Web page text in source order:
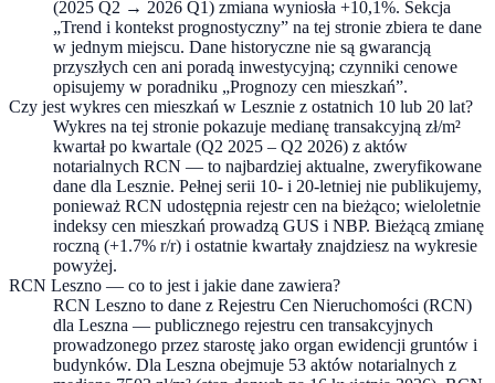
(2025 Q2 → 2026 Q1) zmiana wyniosła +10,1%. Sekcja
„Trend i kontekst prognostyczny” na tej stronie zbiera te dane
w jednym miejscu. Dane historyczne nie są gwarancją
przyszłych cen ani poradą inwestycyjną; czynniki cenowe
opisujemy w poradniku „Prognozy cen mieszkań”.
Czy jest wykres cen mieszkań w Lesznie z ostatnich 10 lub 20 lat?
Wykres na tej stronie pokazuje medianę transakcyjną zł/m²
kwartał po kwartale (Q2 2025 – Q2 2026) z aktów
notarialnych RCN — to najbardziej aktualne, zweryfikowane
dane dla Lesznie. Pełnej serii 10- i 20-letniej nie publikujemy,
ponieważ RCN udostępnia rejestr cen na bieżąco; wieloletnie
indeksy cen mieszkań prowadzą GUS i NBP. Bieżącą zmianę
roczną (+1.7% r/r) i ostatnie kwartały znajdziesz na wykresie
powyżej.
RCN Leszno — co to jest i jakie dane zawiera?
RCN Leszno to dane z Rejestru Cen Nieruchomości (RCN)
dla Leszna — publicznego rejestru cen transakcyjnych
prowadzonego przez starostę jako organ ewidencji gruntów i
budynków. Dla Leszna obejmuje 53 aktów notarialnych z